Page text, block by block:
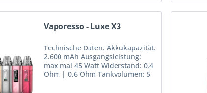
Vaporesso - Luxe X3
Technische Daten: Akkukapazität:
2.600 mAh Ausgangsleistung:
maximal 45 Watt Widerstand: 0,4
Ohm | 0,6 Ohm Tankvolumen: 5